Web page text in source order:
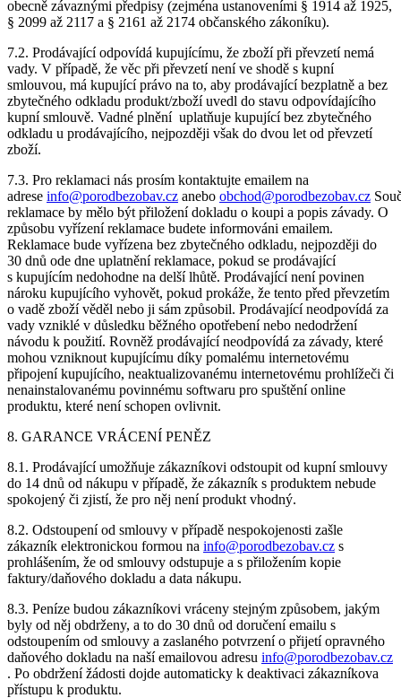
obecně závaznými předpisy (zejména ustanoveními § 1914 až 1925,
§ 2099 až 2117 a § 2161 až 2174 občanského zákoníku).
7.2. Prodávající odpovídá kupujícímu, že zboží při převzetí nemá
vady. V případě, že věc při převzetí není ve shodě s kupní
smlouvou, má kupující právo na to, aby prodávající bezplatně a bez
zbytečného odkladu produkt/zboží uvedl do stavu odpovídajícího
kupní smlouvě. Vadné plnění uplatňuje kupující bez zbytečného
odkladu u prodávajícího, nejpozději však do dvou let od převzetí
zboží.
7.3. Pro reklamaci nás prosím kontaktujte emailem na
adrese info@porodbezobav.cz anebo obchod@porodbezobav.cz
reklamace by mělo být přiložení dokladu o koupi a popis závady. O
způsobu vyřízení reklamace budete informováni emailem.
Reklamace bude vyřízena bez zbytečného odkladu, nejpozději do
30 dnů ode dne uplatnění reklamace, pokud se prodávající
s kupujícím nedohodne na delší lhůtě. Prodávající není povinen
nároku kupujícího vyhovět, pokud prokáže, že tento před převzetím
o vadě zboží věděl nebo ji sám způsobil. Prodávající neodpovídá za
vady vzniklé v důsledku běžného opotřebení nebo nedodržení
návodu k použití. Rovněž prodávající neodpovídá za závady, které
mohou vzniknout kupujícímu díky pomalému internetovému
připojení kupujícího, neaktualizovanému internetovému prohlížeči či
nenainstalovanému povinnému softwaru pro spuštění online
produktu, které není schopen ovlivnit.
8. GARANCE VRÁCENÍ PENĚZ
8.1. Prodávající umožňuje zákazníkovi odstoupit od kupní smlouvy
do 14 dnů od nákupu v případě, že zákazník s produktem nebude
spokojený či zjistí, že pro něj není produkt vhodný.
8.2. Odstoupení od smlouvy v případě nespokojenosti zašle
zákazník elektronickou formou na info@porodbezobav.cz s
prohlášením, že od smlouvy odstupuje a s přiložením kopie
faktury/daňového dokladu a data nákupu.
8.3. Peníze budou zákazníkovi vráceny stejným způsobem, jakým
byly od něj obdrženy, a to do 30 dnů od doručení emailu s
odstoupením od smlouvy a zaslaného potvrzení o přijetí opravného
daňového dokladu na naší emailovou adresu info@porodbezobav.cz
. Po obdržení žádosti dojde automaticky k deaktivaci zákazníkova
přístupu k produktu.